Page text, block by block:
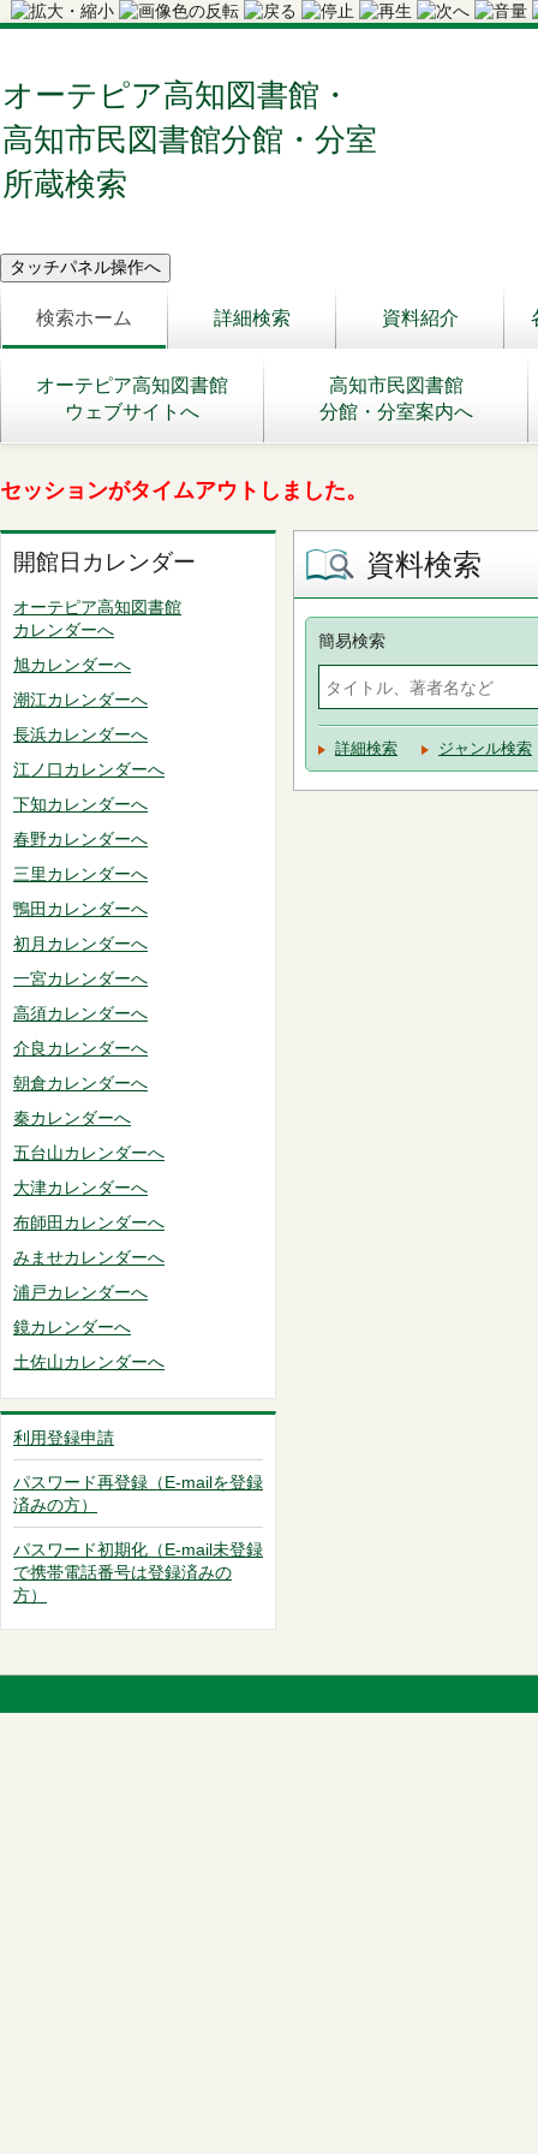
オーテピア高知図書館・
高知市民図書館分館・分室
所蔵検索
検索ホーム 詳細検索 資料紹介
オーテピア高知図書館
ウェブサイトへ
高知市民図書館
分館・分室案内へ
セッションがタイムアウトしました。
開館日カレンダー
オーテピア高知図書館
カレンダーへ
旭カレンダーへ
潮江カレンダーへ
長浜カレンダーへ
江ノ口カレンダーへ
下知カレンダーへ
春野カレンダーへ
三里カレンダーへ
鴨田カレンダーへ
初月カレンダーへ
一宮カレンダーへ
高須カレンダーへ
介良カレンダーへ
朝倉カレンダーへ
秦カレンダーへ
五台山カレンダーへ
大津カレンダーへ
布師田カレンダーへ
みませカレンダーへ
浦戸カレンダーへ
鏡カレンダーへ
土佐山カレンダーへ
利用登録申請
パスワード再登録（E-mailを登録
済みの方）
パスワード初期化（E-mail未登録
で携帯電話番号は登録済みの
方）
資料検索
簡易検索
詳細検索 ジャンル検索